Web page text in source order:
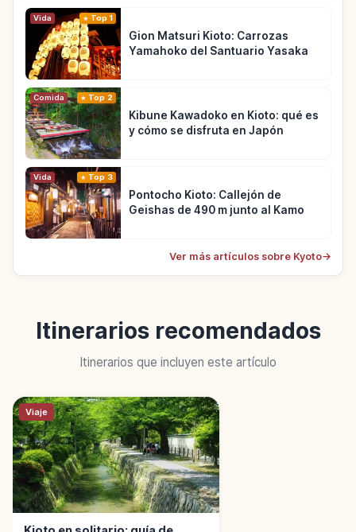
Vida Top 1
Gion Matsuri Kioto: Carrozas
Yamahoko del Santuario Yasaka
Comida Top 2
Kibune Kawadoko en Kioto: qué es
y cómo se disfruta en Japón
Vida Top 3
Pontocho Kioto: Callejón de
Geishas de 490 m junto al Kamo
Ver más artículos sobre Kyoto→
Itinerarios recomendados
Itinerarios que incluyen este artículo
Viaje